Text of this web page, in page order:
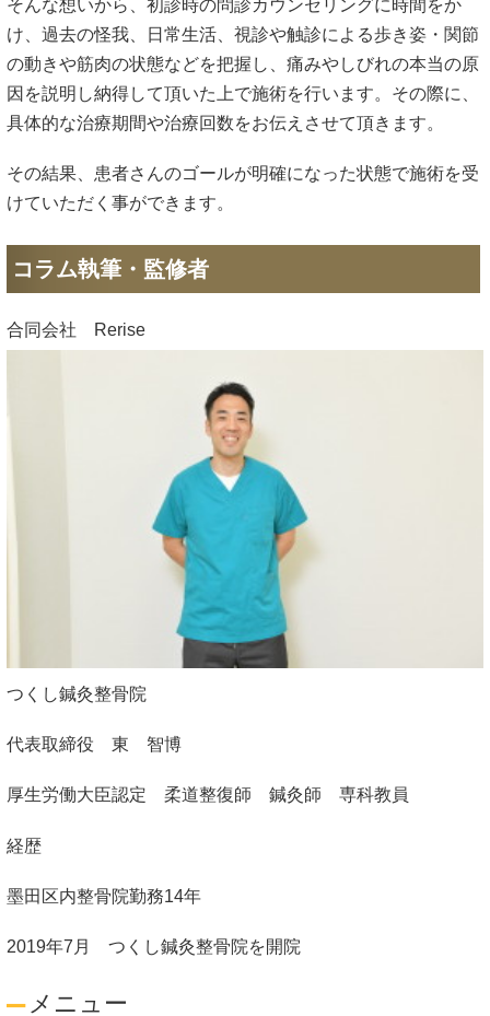
そんな想いから、初診時の問診カウンセリングに時間をか
け、過去の怪我、日常生活、視診や触診による歩き姿・関節
の動きや筋肉の状態などを把握し、痛みやしびれの本当の原
因を説明し納得して頂いた上で施術を行います。その際に、
具体的な治療期間や治療回数をお伝えさせて頂きます。
その結果、患者さんのゴールが明確になった状態で施術を受
けていただく事ができます。
コラム執筆・監修者
合同会社 Rerise
つくし鍼灸整骨院
代表取締役 東 智博
厚生労働大臣認定 柔道整復師 鍼灸師 専科教員
経歴
墨田区内整骨院勤務14年
2019年7月 つくし鍼灸整骨院を開院
メニュー